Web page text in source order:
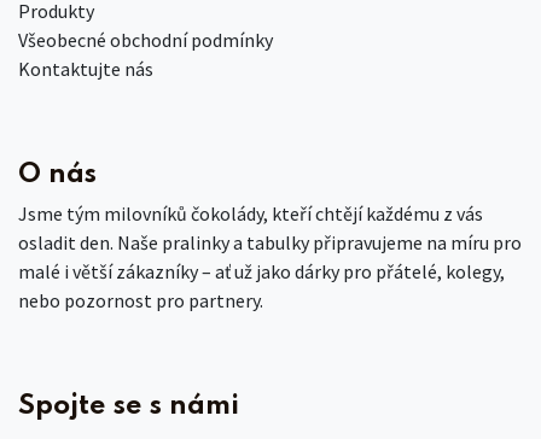
Produkty
Všeobecné obchodní podmínky
Kontaktujte nás
O nás
Jsme tým milovníků čokolády, kteří chtějí každému z vás
osladit den. Naše pralinky a tabulky připravujeme na míru pro
malé i větší zákazníky – ať už jako dárky pro přátelé, kolegy,
nebo pozornost pro partnery.
Spojte se s námi